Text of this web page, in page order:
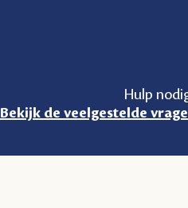
Hulp
Bekijk de veelgestelde